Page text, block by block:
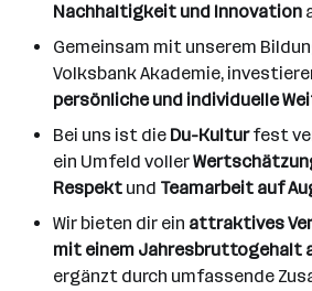
Nachhaltigkeit und Innovation
Gemeinsam mit unserem
Volksbank Akademie,
persönliche und individuelle
Bei uns ist die Du-Kulturfest
ein Umfeld voller
Respekt und Teamarbeit auf
Wir bieten dir ein attraktives
mit einem Jahresbruttogehalt
ergänzt durch umfassende